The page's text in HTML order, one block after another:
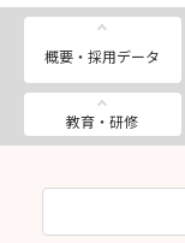
・応募期間中に提
先までご連絡くださ
【選考日】
《第１回》2026
応募期間：2026
《第２回》2026
応募期間：2026
概要・採用データ
教育・研修